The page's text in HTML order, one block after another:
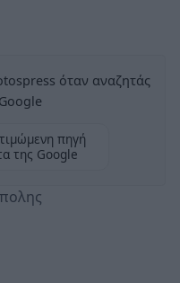
όταν αναζητάς
πηγή
της Google